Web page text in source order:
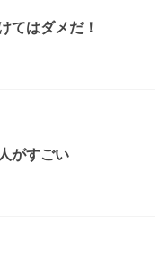
てはダメだ！
がすごい